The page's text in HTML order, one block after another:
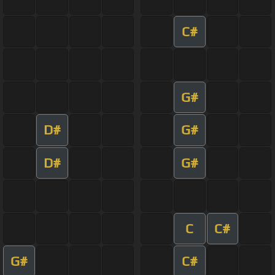
C#
G#
D# G#
D# G#
C C#
G# C#